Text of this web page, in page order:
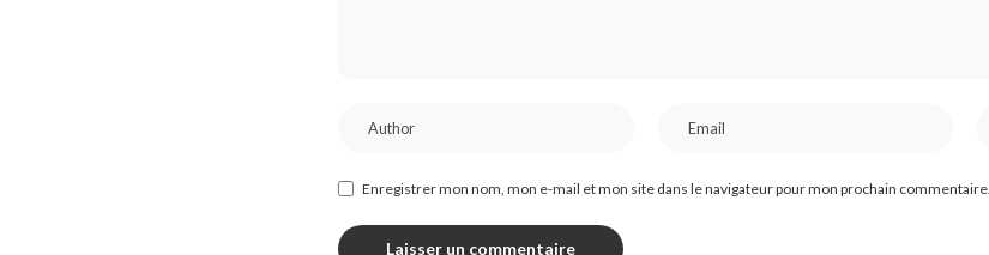
Enregistrer mon nom, mon e-mail et mon site dans le navigateur pour mon prochain commentaire.